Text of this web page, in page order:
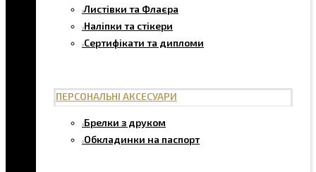
Листівки та Флаєра
Наліпки та стікери
Сертифікати та дипломи
ПЕРСОНАЛЬНІ АКСЕСУАРИ
Брелки з друком
Обкладинки на паспорт